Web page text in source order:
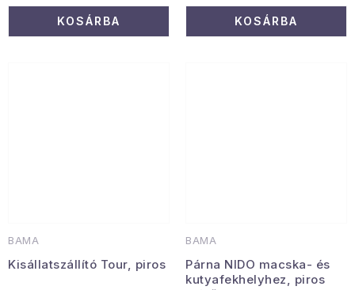
KOSÁRBA KOSÁRBA
BAMA
Kisállatszállító Tour, piros
BAMA
Párna NIDO macska- és
kutyafekhelyhez, piros